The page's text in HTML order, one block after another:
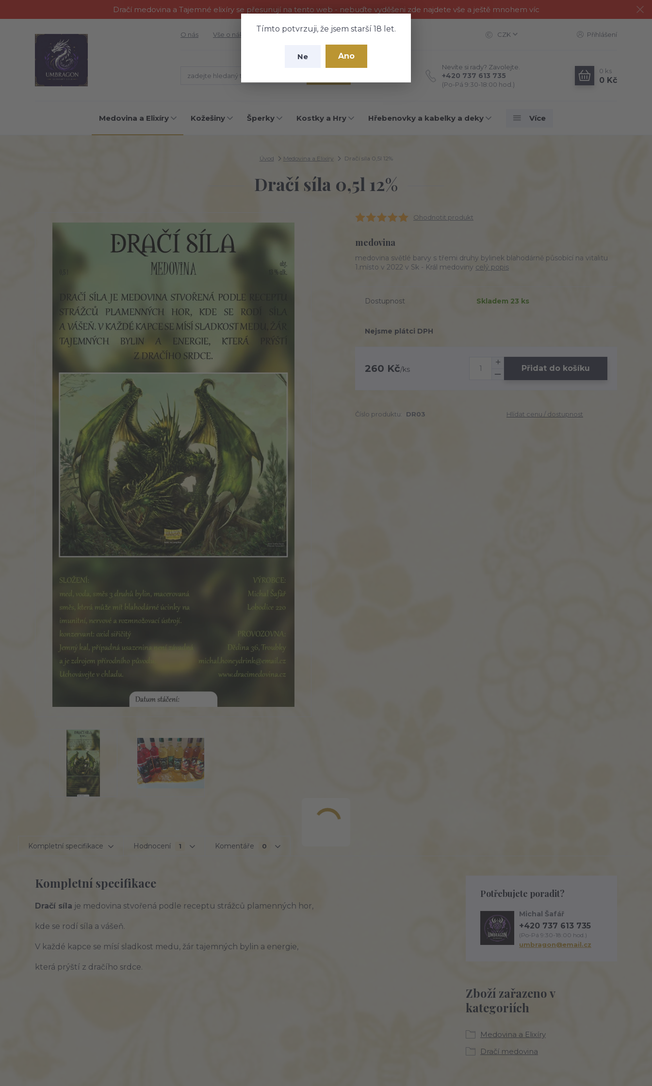
Dračí medovina a Tajemné elixíry se přesunují na tento web - nebuďte vyděšeni zde najdete vše a ještě mnohem víc
Tímto potvrzuji, že jsem starší 18 let.
Ne Ano
O nás Vše o nákupu Fotogalerie Kontakty CZK Přihlášení
Nevíte si rady? Zavolejte.
+420 737 613 735
(Po-Pá 9:30-18:00 hod.)
0 ks
0 Kč
Medovina a Elixíry Kožešiny Šperky Kostky a Hry Hřebenovky a kabelky a deky Více
Úvod Medovina a Elixíry Dračí síla 0,5l 12%
Dračí síla 0,5l 12%
Ohodnotit produkt
medovina
medovina světlé barvy s třemi druhy bylinek blahodárně působící na vitalitu
1.místo v 2022 v Sk - Král medoviny celý popis
Dostupnost Skladem 23 ks
Nejsme plátci DPH
260 Kč/ks Přidat do košíku
Číslo produktu: DR03 Hlídat cenu / dostupnost
Kompletní specifikace Hodnocení 1 Komentáře 0
Kompletní specifikace
Dračí síla je medovina stvořená podle receptu strážců plamenných hor,
kde se rodí síla a vášeň.
V každé kapce se mísí sladkost medu, žár tajemných bylin a energie,
která prýští z dračího srdce.
Zboží zařazeno v
kategoriích
Medovina a Elixíry
Dračí medovina
Potřebujete poradit?
Michal Šafář
+420 737 613 735
(Po-Pá 9:30-18:00 hod.)
umbragon@email.cz